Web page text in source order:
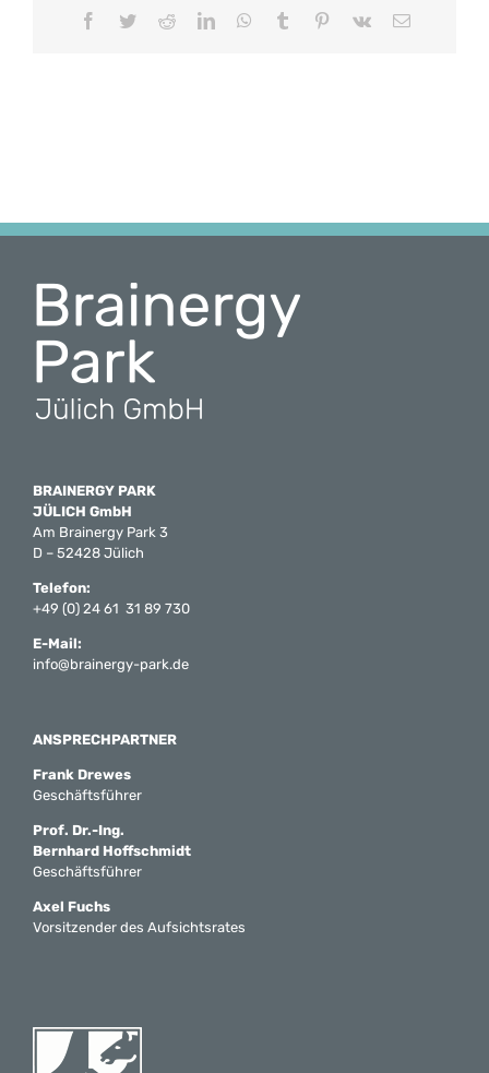
Facebook
TwitterRedditLinkedInWhatsApp
Tumblr Pinterest
Vk
E-
BRAINERGY PARK
JÜLICH GmbH
Am Brainergy Park 3
D – 52428 Jülich
Telefon:
+49 (0) 24 61 31 89 730
E-Mail:
info@brainergy-park.de
ANSPRECHPARTNER
Frank Drewes
Geschäftsführer
Prof. Dr.-Ing.
Bernhard Hoffschmidt
Geschäftsführer
Axel Fuchs
Vorsitzender des Aufsichtsrates